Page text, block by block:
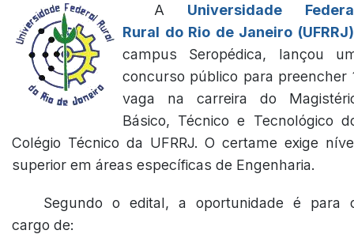
A Universidade
Rural do Rio de Janeiro (UFRRJ)
campus Seropédica, lançou
concurso público para preencher
vaga na carreira do
Básico, Técnico e Tecnológico
Colégio Técnico da UFRRJ. O certame exige
superior em áreas específicas de Engenharia.
Segundo o edital, a oportunidade é para
cargo de: